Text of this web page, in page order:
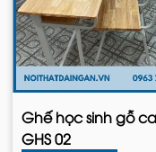
Ghế học sinh gỗ
GHS 02